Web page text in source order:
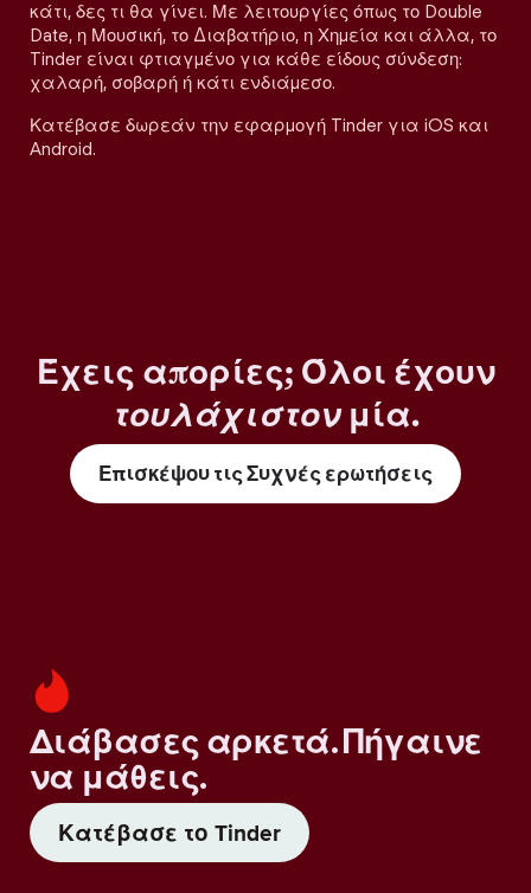
κάτι, δες τι θα γίνει. Με λειτουργίες όπως το Double
Date, η Μουσική, το Διαβατήριο, η Χημεία και άλλα, το
Tinder είναι φτιαγμένο για κάθε είδους σύνδεση:
χαλαρή, σοβαρή ή κάτι ενδιάμεσο.
Κατέβασε δωρεάν την εφαρμογή Tinder για iOS και
Android.
Έχεις απορίες; Όλοι έχουν
τουλάχιστονμία.
Επισκέψου τις Συχνές ερωτήσεις
Διάβασες αρκετά. Πήγαινε
να μάθεις.
Κατέβασε το Tinder